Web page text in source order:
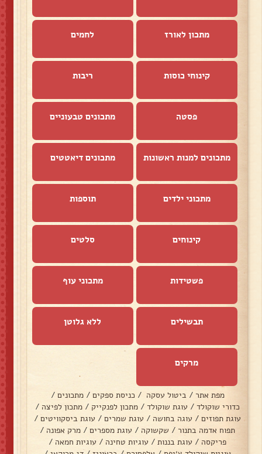
מתכון לאורז לחמים
קינוחי כוסות ריבות
פסטה מתכונים טבעוניים
מתכונים למנות ראשונות מתכונים דיאטטים
מתכוני ילדים תוספות
קינוחים סלטים
פשטידות מתכוני עוף
תבשילים ללא גלוטן
מרקים
מפת אתר / ביטול עסקה / כניסת ספקים / מתכונים /
כדורי שוקולד / עוגת שוקולד / מתכון לפנקייק / מתכון לפיצה /
עוגת תפוזים / עוגה בחושה / עוגת שמרים / עוגת ביסקוויטים /
תפוח אדמה בתנור / שקשוקה / עוגת מספרים / מרק אפונה /
פריקסה / עוגת בננות / עוגיות טחינה / עוגיות חמאה /